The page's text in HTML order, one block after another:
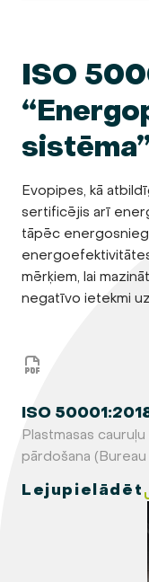
ISO
Evopipes, kā
sertificējis arī
tāpēc
mērķiem, lai
negatīvo ietekmi
ISO
Plastmasas
pārdošana
Lejupielādēt